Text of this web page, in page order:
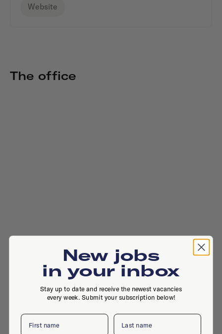
Website
The office
New jobs
in your inbox
Stay up to date and receive the newest vacancies
every week. Submit your subscription below!
First name Last name